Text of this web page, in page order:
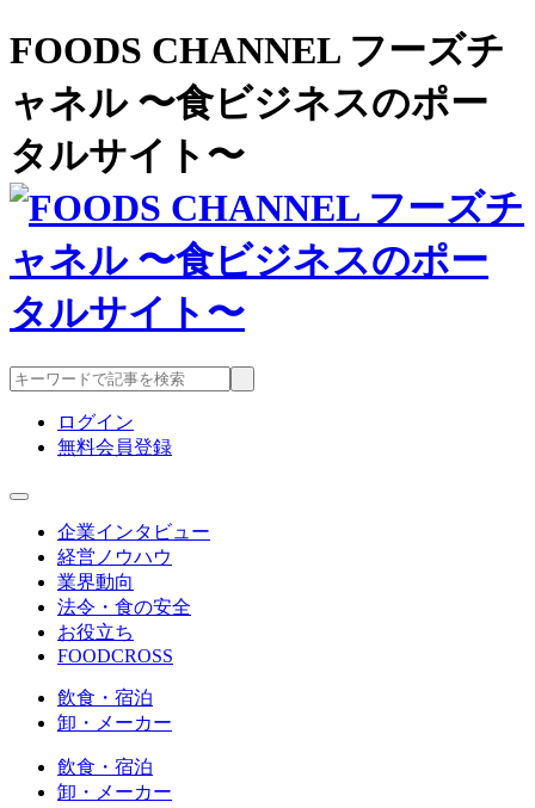
FOODS CHANNEL フーズチ
ャネル 〜食ビジネスのポー
タルサイト〜
ログイン
無料会員登録
企業インタビュー
経営ノウハウ
業界動向
法令・食の安全
お役立ち
FOODCROSS
飲食・宿泊
卸・メーカー
飲食・宿泊
卸・メーカー